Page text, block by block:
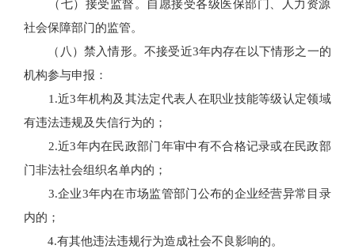
（七）接受监督。自愿接受各级医保部门、人力资源
社会保障部门的监管。
（八）禁入情形。不接受近3年内存在以下情形之一的
机构参与申报：
1.近3年机构及其法定代表人在职业技能等级认定领域
有违法违规及失信行为的；
2.近3年内在民政部门年审中有不合格记录或在民政部
门非法社会组织名单内的；
3.企业3年内在市场监管部门公布的企业经营异常目录
内的；
4.有其他违法违规行为造成社会不良影响的。